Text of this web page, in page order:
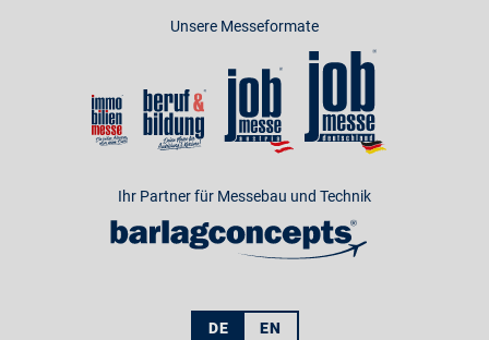
Unsere Messeformate
Ihr Partner für Messebau und Technik
DE EN